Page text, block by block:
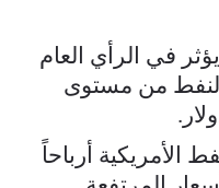
في الرأي العام
النفط من مستوى
أرباحاً